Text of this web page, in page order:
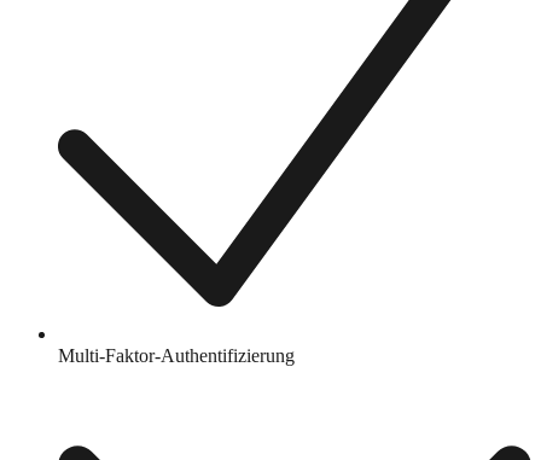
Multi-Faktor-Authentifizierung